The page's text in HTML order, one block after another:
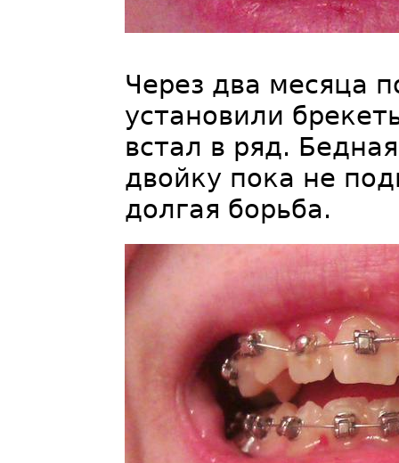
Через два месяца
установили
встал в ряд.
двойку пока не
долгая борьба.